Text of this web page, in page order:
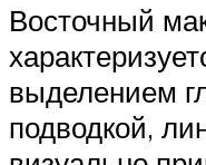
Восточный
выделением
подводкой,